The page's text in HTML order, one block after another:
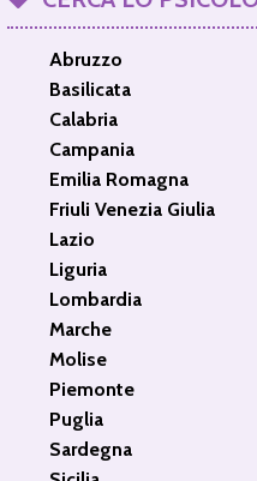
Abruzzo
Basilicata
Calabria
Campania
Emilia Romagna
Friuli Venezia Giulia
Lazio
Liguria
Lombardia
Marche
Molise
Piemonte
Puglia
Sardegna